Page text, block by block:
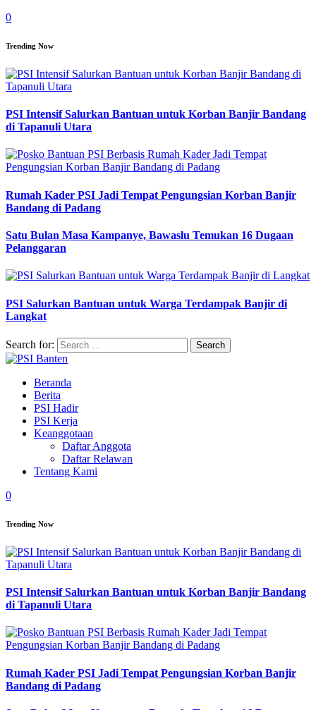
0
Trending Now
PSI Intensif Salurkan Bantuan untuk Korban Banjir Bandang
di Tapanuli Utara
Rumah Kader PSI Jadi Tempat Pengungsian Korban Banjir
Bandang di Padang
Satu Bulan Masa Kampanye, Bawaslu Temukan 16 Dugaan
Pelanggaran
PSI Salurkan Bantuan untuk Warga Terdampak Banjir di
Langkat
Search for:
Beranda
Berita
PSI Hadir
PSI Kerja
Keanggotaan
Daftar Anggota
Daftar Relawan
Tentang Kami
0
Trending Now
PSI Intensif Salurkan Bantuan untuk Korban Banjir Bandang
di Tapanuli Utara
Rumah Kader PSI Jadi Tempat Pengungsian Korban Banjir
Bandang di Padang